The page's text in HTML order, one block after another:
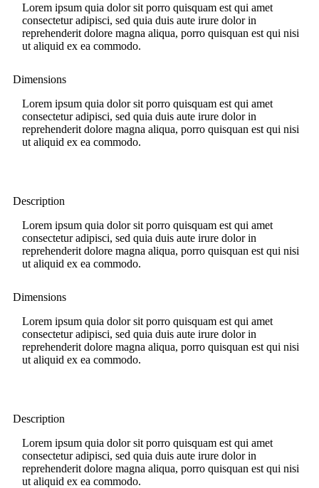
Lorem ipsum quia dolor sit porro quisquam est qui amet
consectetur adipisci, sed quia duis aute irure dolor in
reprehenderit dolore magna aliqua, porro quisquan est qui nisi
ut aliquid ex ea commodo.
Dimensions
Lorem ipsum quia dolor sit porro quisquam est qui amet
consectetur adipisci, sed quia duis aute irure dolor in
reprehenderit dolore magna aliqua, porro quisquan est qui nisi
ut aliquid ex ea commodo.
Description
Lorem ipsum quia dolor sit porro quisquam est qui amet
consectetur adipisci, sed quia duis aute irure dolor in
reprehenderit dolore magna aliqua, porro quisquan est qui nisi
ut aliquid ex ea commodo.
Dimensions
Lorem ipsum quia dolor sit porro quisquam est qui amet
consectetur adipisci, sed quia duis aute irure dolor in
reprehenderit dolore magna aliqua, porro quisquan est qui nisi
ut aliquid ex ea commodo.
Description
Lorem ipsum quia dolor sit porro quisquam est qui amet
consectetur adipisci, sed quia duis aute irure dolor in
reprehenderit dolore magna aliqua, porro quisquan est qui nisi
ut aliquid ex ea commodo.